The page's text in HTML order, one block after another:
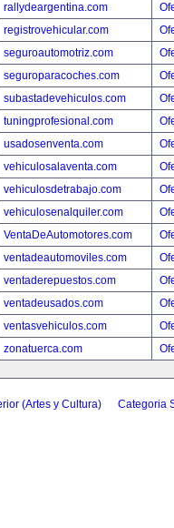
rallydeargentina.com
registrovehicular.com
seguroautomotriz.com
seguroparacoches.com
subastadevehiculos.com
tuningprofesional.com
usadosenventa.com
vehiculosalaventa.com
vehiculosdetrabajo.com
vehiculosenalquiler.com
VentaDeAutomotores.com
ventadeautomoviles.com
ventaderepuestos.com
ventadeusados.com
ventasvehiculos.com
zonatuerca.com
(Artes y Cultura) Categoria